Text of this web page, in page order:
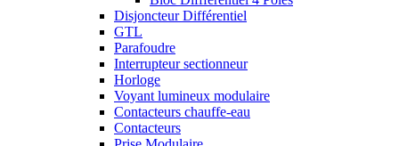
Disjoncteur Différentiel
GTL
Parafoudre
Interrupteur sectionneur
Horloge
Voyant lumineux modulaire
Contacteurs chauffe-eau
Contacteurs